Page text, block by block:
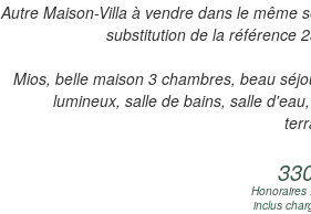
Autre Maison-Villa à vendre dans le même
substitution de la référence
Mios, belle maison 3 chambres, beau
lumineux, salle de bains, salle
Honoraires
inclus